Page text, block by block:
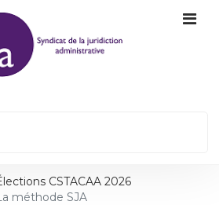
CSTACAA 2026
méthode SJA